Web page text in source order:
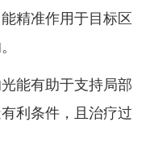
精准作用于目标区
光能有助于支持局部
利条件，且治疗过